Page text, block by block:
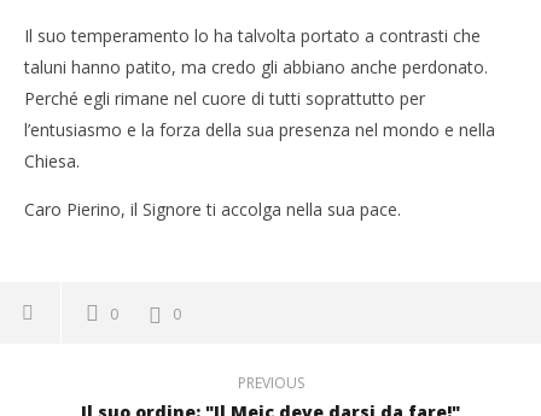
Il suo temperamento lo ha talvolta portato a contrasti che
taluni hanno patito, ma credo gli abbiano anche perdonato.
Perché egli rimane nel cuore di tutti soprattutto per
l’entusiasmo e la forza della sua presenza nel mondo e nella
Chiesa.
Caro Pierino, il Signore ti accolga nella sua pace.
0 0
PREVIOUS